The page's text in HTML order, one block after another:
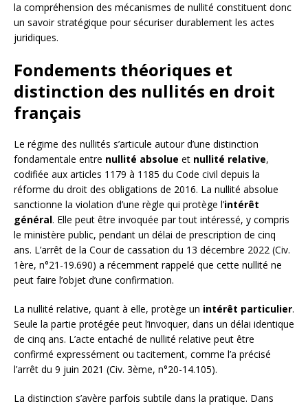
la compréhension des mécanismes de nullité constituent donc
un savoir stratégique pour sécuriser durablement les actes
juridiques.
Fondements théoriques et
distinction des nullités en droit
français
Le régime des nullités s’articule autour d’une distinction
fondamentale entre nullité absolue et nullité relative,
codifiée aux articles 1179 à 1185 du Code civil depuis la
réforme du droit des obligations de 2016. La nullité absolue
sanctionne la violation d’une règle qui protège l’intérêt
général. Elle peut être invoquée par tout intéressé, y compris
le ministère public, pendant un délai de prescription de cinq
ans. L’arrêt de la Cour de cassation du 13 décembre 2022 (Civ.
1ère, n°21-19.690) a récemment rappelé que cette nullité ne
peut faire l’objet d’une confirmation.
La nullité relative, quant à elle, protège un intérêt particulier.
Seule la partie protégée peut l’invoquer, dans un délai identique
de cinq ans. L’acte entaché de nullité relative peut être
confirmé expressément ou tacitement, comme l’a précisé
l’arrêt du 9 juin 2021 (Civ. 3ème, n°20-14.105).
La distinction s’avère parfois subtile dans la pratique. Dans